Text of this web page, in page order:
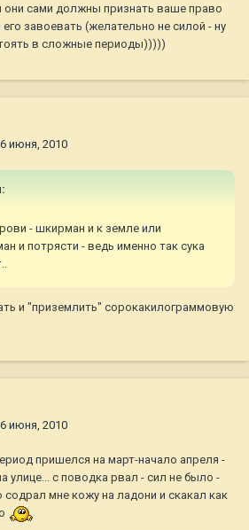
они сами должны признать ваше право
завоевать (желательно не силой - ну
в сложные периоды)))))
июня, 2010
- шкирман и к земле или
и потрясти - ведь именно так сука
и "приземлить" сорокакилограммовую
июня, 2010
пришелся на март-начало апреля -
улице... с поводка рвал - сил не было -
содрал мне кожу на ладони и скакал как